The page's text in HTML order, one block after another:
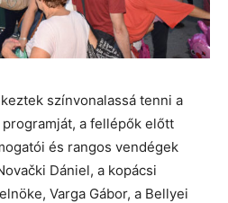
színvonalassá tenni a
a fellépők előtt
és rangos vendégek
Dániel, a kopácsi
Varga Gábor, a Bellyei